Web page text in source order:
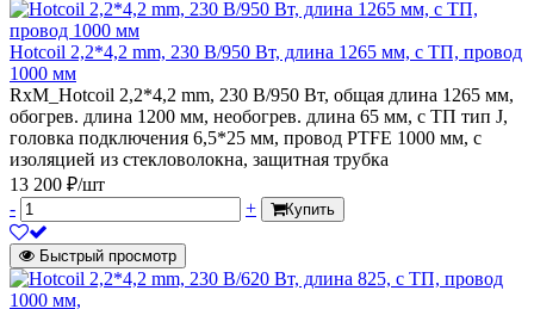
Hotcoil 2,2*4,2 mm, 230 В/950 Вт, длина 1265 мм, с ТП, провод
1000 мм
RxM_Hotcoil 2,2*4,2 mm, 230 В/950 Вт, общая длина 1265 мм,
обогрев. длина 1200 мм, необогрев. длина 65 мм, с ТП тип J,
головка подключения 6,5*25 мм, провод PTFE 1000 мм, с
изоляцией из стекловолокна, защитная трубка
13 200 ₽/шт
-
+ Купить
Быстрый просмотр